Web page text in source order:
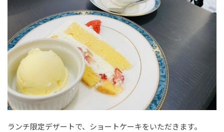
ランチ限定デザートで、ショートケーキをいただきます。